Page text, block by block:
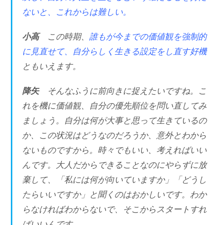
ないと、これからは難しい。
小高 この時期、誰もが今までの価値観を強制的
に見直せて、自分らしく生きる設定をし直す好機
ともいえます。
降矢
そんなふうに前向きに捉えたいですね。こ
れを機に価値観、自分の優先順位を問い直してみ
ましょう。自分は何が大事と思って生きているの
か、この状況はどうなのだろうか、意外とわから
ないものですから。時々でもいい、考えればいい
んです。大人だからできることなのにやらずに放
棄して、「私には何が向いていますか」「どうし
たらいいですか」と聞くのはおかしいです。わか
らなければわからないで、そこからスタートすれ